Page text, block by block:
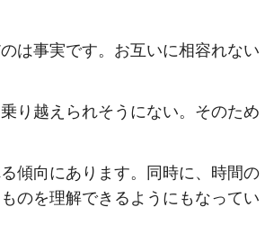
は事実です。お互いに相容れない
り越えられそうにない。そのため
傾向にあります。同時に、時間の
のを理解できるようにもなってい